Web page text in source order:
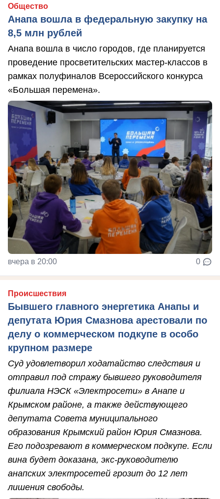
Общество
Анапа вошла в федеральную закупку на
8,5 млн рублей
Анапа вошла в число городов, где планируется
проведение просветительских мастер-классов в
рамках полуфиналов Всероссийского конкурса
«Большая перемена».
вчера в 20:00 0
Происшествия
Бывшего главного энергетика Анапы и
депутата Юрия Смазнова арестовали по
делу о коммерческом подкупе в особо
крупном размере
Суд удовлетворил ходатайство следствия и
отправил под стражу бывшего руководителя
филиала НЭСК «Электросети» в Анапе и
Крымском районе, а также действующего
депутата Совета муниципального
образования Крымский район Юрия Смазнова.
Его подозревают в коммерческом подкупе. Если
вина будет доказана, экс-руководителю
анапских электросетей грозит до 12 лет
лишения свободы.